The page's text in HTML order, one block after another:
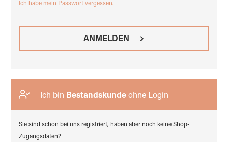
Ich habe mein Passwort vergessen.
ANMELDEN
Ich bin Bestandskunde ohne Login
Sie sind schon bei uns registriert, haben aber noch keine Shop-
Zugangsdaten?